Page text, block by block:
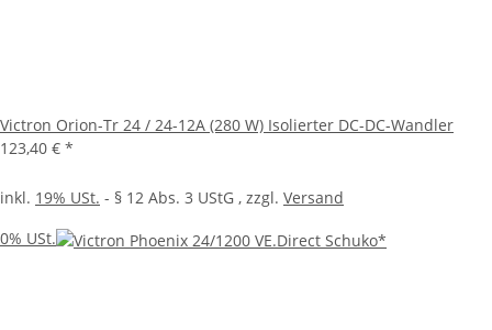
Victron Orion-Tr 24 / 24-12A (280 W) Isolierter DC-DC-Wandler
123,40 € *
inkl. 19% USt. - § 12 Abs. 3 UStG , zzgl. Versand
0% USt.